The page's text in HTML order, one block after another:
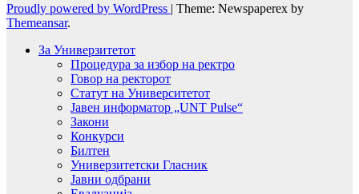
Proudly powered by WordPress | Theme: Newspaperex by
Themeansar.
За Универзитетот
Процедура за избор на ректро
Говор на ректорот
Статут на Университетот
Јавен информатор „UNT Pulse“
Закони
Конкурси
Билтен
Универзитетски Гласник
Јавни одбрани